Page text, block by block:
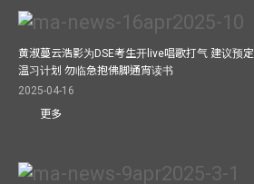
黄淑蔓云浩影为DSE考生开live唱歌打气 建议预定
温习计划 勿临急抱佛脚通宵读书
2025-04-16
更多